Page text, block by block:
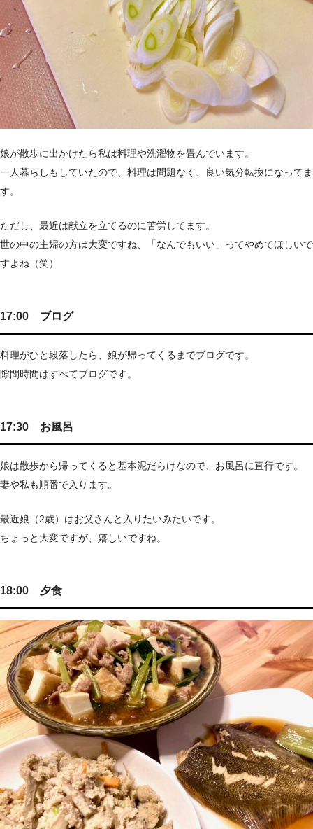
娘が散歩に出かけたら私は料理や洗濯物を畳んでいます。
一人暮らしもしていたので、料理は問題なく、良い気分転換になってま
す。
ただし、最近は献立を立てるのに苦労してます。
世の中の主婦の方は大変ですね、「なんでもいい」ってやめてほしいで
すよね（笑）
17:00 ブログ
料理がひと段落したら、娘が帰ってくるまでブログです。
隙間時間はすべてブログです。
17:30 お風呂
娘は散歩から帰ってくると基本泥だらけなので、お風呂に直行です。
妻や私も順番で入ります。
最近娘（2歳）はお父さんと入りたいみたいです。
ちょっと大変ですが、嬉しいですね。
18:00 夕食